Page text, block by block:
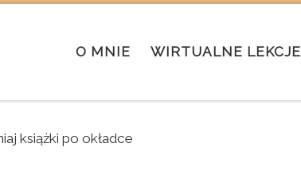
O MNIE WIRTUALNE LEKCJE
książki po okładce